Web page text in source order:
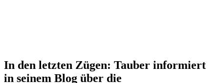
In den letzten Zügen: Tauber informiert
in seinem Blog über die